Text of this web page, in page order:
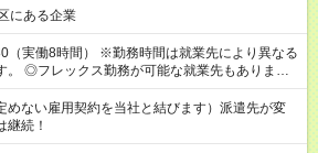
にある企業
（実働8時間） ※勤務時間は就業先により異なる
ありま
さらに働きやすい環境をつくるべく、 働き方
げて取り組んでいます。
めない雇用契約を当社と結びます）派遣先が変
継続！